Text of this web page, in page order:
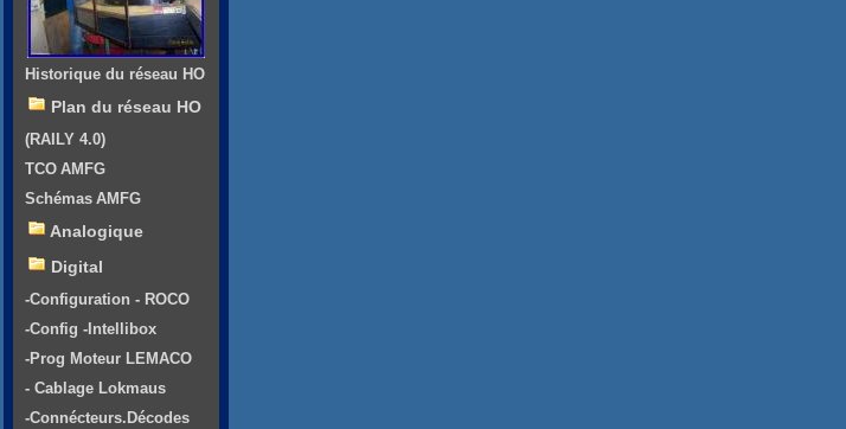
Historique du réseau HO
Plan du réseau HO
(RAILY 4.0)
TCO AMFG
Schémas AMFG
Analogique
Digital
-Configuration - ROCO
-Config -Intellibox
-Prog Moteur LEMACO
- Cablage Lokmaus
-Connécteurs.Décodes